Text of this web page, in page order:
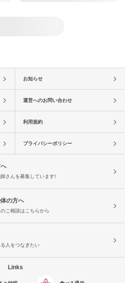
お知らせ
運営へのお問い合わせ
利用規約
プライバシーポリシー
さんを募集しています!
の方へ
ご相談はこちらから
人をつなぎたい
Links